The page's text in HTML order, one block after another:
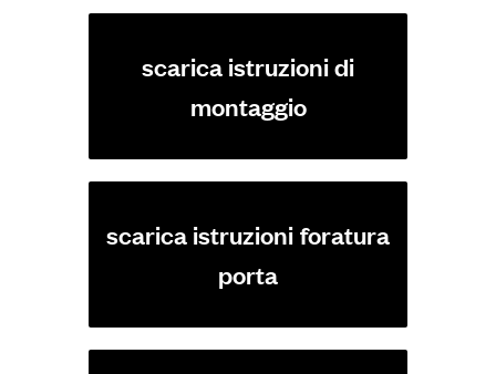
scarica istruzioni di
montaggio
scarica istruzioni foratura
porta